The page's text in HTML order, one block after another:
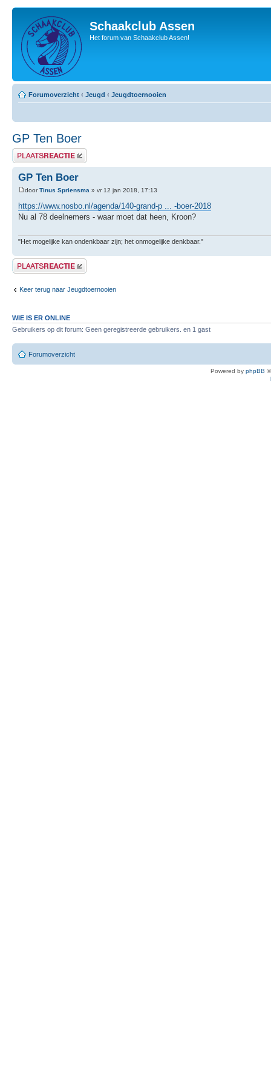
Schaakclub Assen
Het forum van Schaakclub Assen!
Forumoverzicht ‹ Jeugd ‹ Jeugdtoernooien
GP Ten Boer
Plaats een reactie
GP Ten Boer
doorTinus Spriensma » vr 12 jan 2018, 17:13
https://www.nosbo.nl/agenda/140-grand-p ... -boer-2018
Nu al 78 deelnemers - waar moet dat heen, Kroon?
"Het mogelijke kan ondenkbaar zijn; het onmogelijke denkbaar."
Plaats een reactie
Keer terug naar Jeugdtoernooien
WIE IS ER ONLINE
Gebruikers op dit forum: Geen geregistreerde gebruikers. en 1 gast
Forumoverzicht
Powered by phpBB